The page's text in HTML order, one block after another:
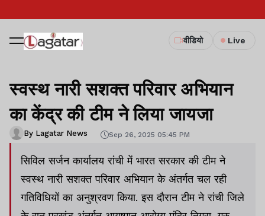
वीडियो Live
स्वस्थ नारी सशक्त परिवार अभियान
का केंद्र की टीम ने लिया जायजा
By Lagatar News Sep 26, 2025 05:45 PM
सिविल सर्जन कार्यालय रांची में भारत सरकार की टीम ने
स्वस्थ नारी सशक्त परिवार अभियान के अंतर्गत चल रही
गतिविधियों का अनुश्रवण किया. इस दौरान टीम ने रांची जिले